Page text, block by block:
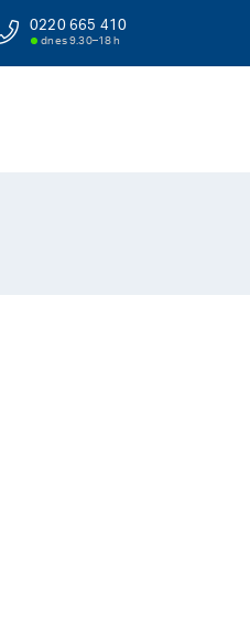
0220 665 410
dnes 9.30–18 h